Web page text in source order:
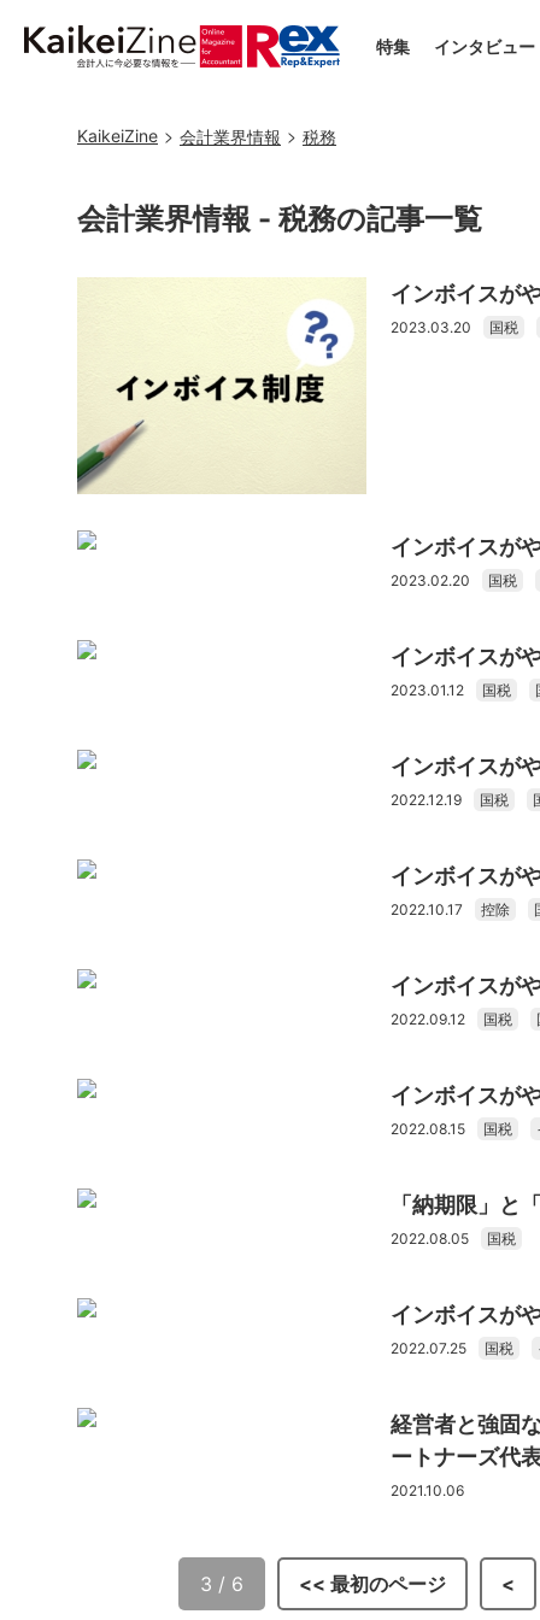
特集 インタビュー
KaikeiZine 会計業界情報 税務
会計業界情報 - 税務の記事一覧
インボイスが
2023.03.20 国税
インボイスが
2023.02.20 国税
インボイスが
2023.01.12 国税
インボイスが
2022.12.19 国税
インボイスが
2022.10.17 控除
インボイスが
2022.09.12 国税
インボイスが
2022.08.15 国税
「納期限」と
2022.08.05 国税
インボイスが
2022.07.25 国税
経営者と強固
ートナーズ代
2021.10.06
3 / 6 << 最初のページ <